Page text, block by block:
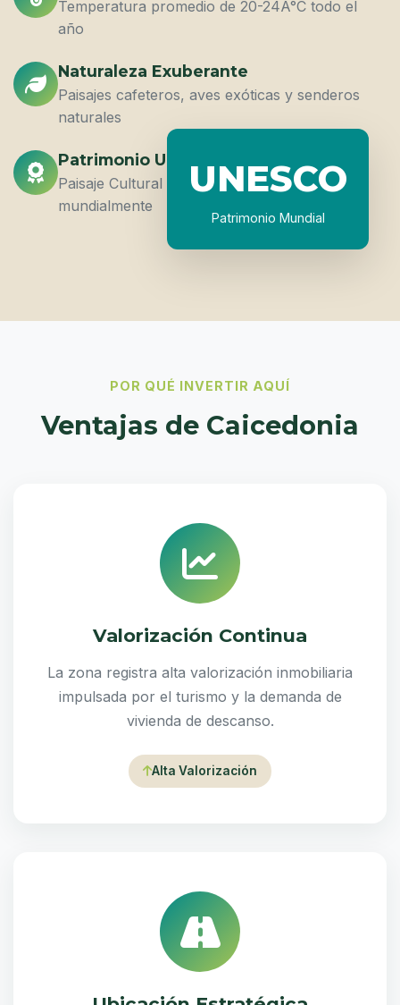
Temperatura promedio de 20-24Â°C todo el
año
Naturaleza Exuberante
Paisajes cafeteros, aves exóticas y senderos
naturales
Patrimonio UNESCO
Paisaje Cultural Cafetero reconocido
mundialmente
UNESCO
Patrimonio Mundial
POR QUÉ INVERTIR AQUÍ
Ventajas de Caicedonia
Valorización Continua
La zona registra alta valorización inmobiliaria
impulsada por el turismo y la demanda de
vivienda de descanso.
Alta Valorización